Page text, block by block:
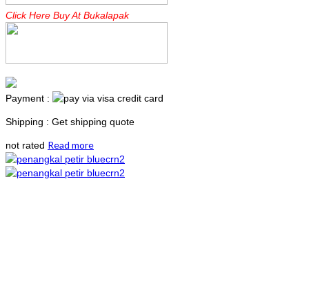
Click Here Buy At Bukalapak
Payment :
Shipping : Get shipping quote
not rated Read more